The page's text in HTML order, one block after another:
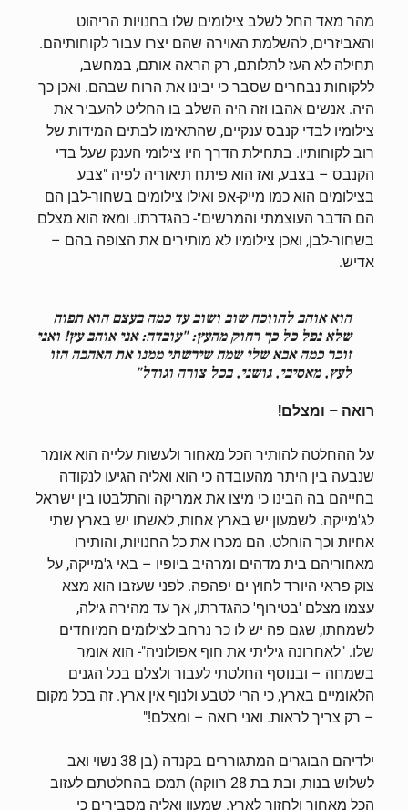
מהר מאד החל לשלב צילומים שלו בחנויות הריהוט
והאביזרים, להשלמת האוירה שהם יצרו עבור לקוחותיהם.
תחילה לא העז לתלותם, רק הראה אותם, במחשב,
ללקוחות נבחרים שסבר כי יבינו את הרוח שבהם. ואכן כך
היה. אנשים אהבו וזה היה השלב בו החליט להעביר את
צילומיו לבדי קנבס ענקיים, שהתאימו לבתים המידות של
רוב לקוחותיו. בתחילת הדרך היו צילומי הענק שעל בדי
הקנבס – בצבע, ואז הוא פיתח תיאוריה לפיה "צבע
בצילומים הוא כמו מייק-אפ ואילו צילומים בשחור-לבן הם
הם הדבר העוצמתי והמרשים"- כהגדרתו. ומאז הוא מצלם
בשחור-לבן, ואכן צילומיו לא מותירים את הצופה בהם –
אדיש.
הוא אוהב להווכח שוב ושוב עד כמה בעצם הוא תפוח
שלא נפל כל כך רחוק מהעץ: "עובדה: אני אוהב עץ! ואני
זוכר כמה אבא שלי שמח שירשתי ממנו את האהבה הזו
לעץ, מאסיבי, גושני, בכל צורה וגודל"
רואה – ומצלם!
על ההחלטה להותיר הכל מאחור ולעשות עלייה הוא אומר
שנבעה בין היתר מהעובדה כי הוא ואליה הגיעו לנקודה
בחייהם בה הבינו כי מיצו את אמריקה והתלבטו בין ישראל
לג'מייקה. לשמעון יש בארץ אחות, לאשתו יש בארץ שתי
אחיות וכך הוחלט. הם מכרו את כל החנויות, והותירו
מאחוריהם בית מדהים ומרהיב ביופיו – באי ג'מייקה, על
צוק פראי היורד לחוץ ים יפהפה. לפני שעזבו הוא מצא
עצמו מצלם 'בטירוף' כהגדרתו, אך עד מהירה גילה,
לשמחתו, שגם פה יש לו כר נרחב לצילומים המיוחדים
שלו. "לאחרונה גיליתי את חוף אפולוניה"- הוא אומר
בשמחה – ובנוסף החלטתי לעבור ולצלם בכל הגנים
הלאומיים בארץ, כי הרי לטבע ולנוף אין ארץ. זה בכל מקום
– רק צריך לראות. ואני רואה – ומצלם!"
ילדיהם הבוגרים המתגוררים בקנדה (בן 38 נשוי ואב
לשלוש בנות, ובת בת 28 רווקה) תמכו בהחלטתם לעזוב
הכל מאחור ולחזור לארץ. שמעון ואליה מסבירים כי